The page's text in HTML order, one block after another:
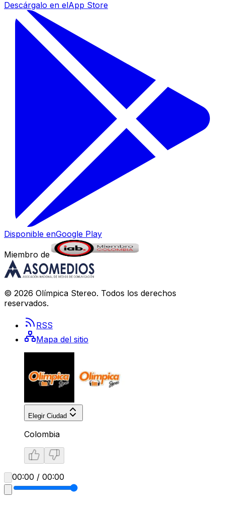
Descárgalo en elApp Store
Disponible enGoogle Play
Miembro de
© 2026 Olímpica Stereo. Todos los derechos
reservados.
RSS
Mapa del sitio
Elegir Ciudad
Colombia
00:00 / 00:00